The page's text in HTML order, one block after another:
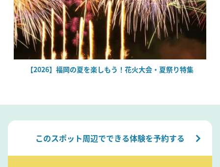
【2026】福岡の夏を楽しもう！花火大会・夏祭り特集
このスポット周辺でできる体験を予約する